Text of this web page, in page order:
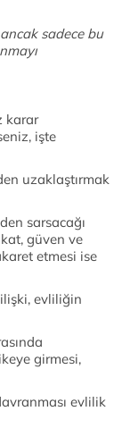
sadece bu
karar
işte
uzaklaştırmak
sarsacağı
güven ve
etmesi ise
evliliğin
girmesi,
evlilik